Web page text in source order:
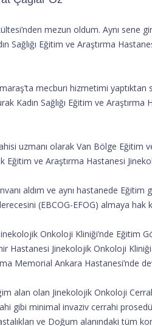
mezun oldum. Aynı sene
Eğitim ve Araştırma
mecburi hizmetimi yaptıktan
Kadın Sağlığı Eğitim ve
uzmanı olarak Van Bölge Eğitim
Eğitim ve Araştırma Hastanesi
aldım ve aynı hastanede
(EBCOG-EFOG) almaya hak
Onkoloji Kliniği’nde Eğitim
Hastanesi Jinekolojik Onkoloji
Memorial Ankara Hastanesi’nde
alan olan Jinekolojik Onkoloji
gibi minimal invaziv cerrahi
ve Doğum alanındaki tüm